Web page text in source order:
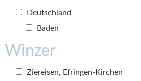
Deutschland
Baden
Winzer
Ziereisen, Efringen-Kirchen